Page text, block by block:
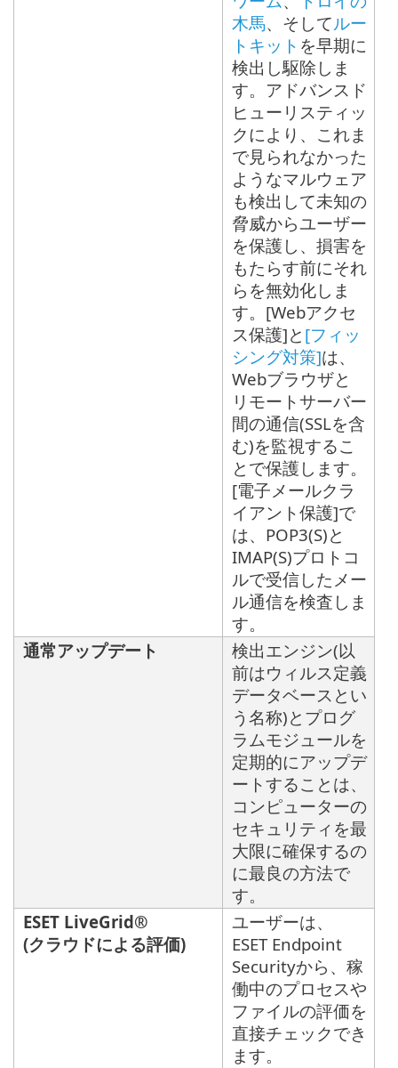
木馬、そしてルー
トキット を早期に
検出し駆除しま
す。アドバンスド
ヒューリスティッ
クにより、これま
で見られなかった
ようなマルウェア
も検出して未知の
脅威からユーザー
を保護し、損害を
もたらす前にそれ
らを無効化しま
す。[Webアクセ
ス保護]と [フィッ
シング対策]は、
Webブラウザと
リモートサーバー
間の通信(SSLを含
む)を監視するこ
とで保護します。
[電子メールクラ
イアント保護]で
は、POP3(S)と
IMAP(S)プロトコ
ルで受信したメー
ル通信を検査しま
す。
通常アップデート
検出エンジン(以
前はウィルス定義
データベースとい
う名称)とプログ
ラムモジュールを
定期的にアップデ
ートすることは、
コンピューターの
セキュリティを最
大限に確保するの
に最良の方法で
す。
ESET LiveGrid®
(クラウドによる評価)
ユーザーは、
ESET Endpoint
Securityから、稼
働中のプロセスや
ファイルの評価を
直接チェックでき
ます。